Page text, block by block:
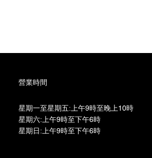
營業時間
星期一至星期五:上午9時至晚上10時​
星期六:上午9時至下午6時​
星期日:上午9時至下午6時